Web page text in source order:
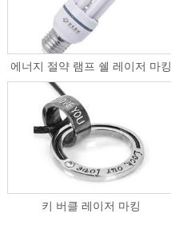
에너지 절약 램프 쉘 레이저 마킹
키 버클 레이저 마킹